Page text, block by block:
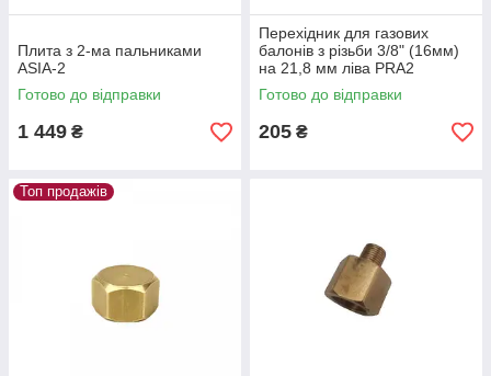
Плита з 2-ма пальниками
ASIA-2
Готово до відправки
1 449 ₴
Перехідник для газових
балонів з різьби 3/8" (16мм)
на 21,8 мм ліва PRA2
Готово до відправки
205 ₴
Топ продажів